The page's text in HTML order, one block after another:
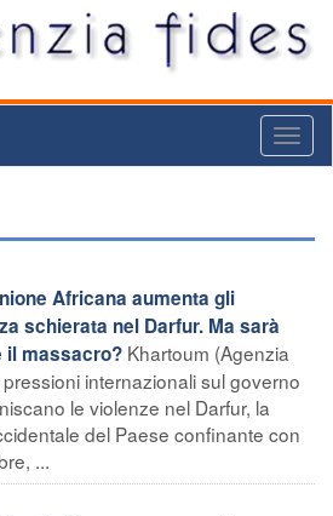
Africana aumenta gli
schierata nel Darfur. Ma sarà
il massacro? Khartoum (Agenzia
internazionali sul governo
le violenze nel Darfur, la
del Paese confinante con
...